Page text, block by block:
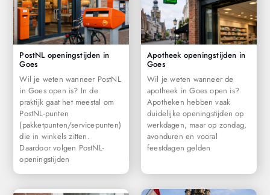
PostNL openingstijden in
Goes
Wil je weten wanneer PostNL
in Goes open is? In de
praktijk gaat het meestal om
PostNL-punten
(pakketpunten/servicepunten)
die in winkels zitten.
Daardoor volgen PostNL-
openingstijden
Apotheek openingstijden in
Goes
Wil je weten wanneer de
apotheek in Goes open is?
Apotheken hebben vaak
duidelijke openingstijden op
werkdagen, maar op zondag,
avonduren en vooral
feestdagen gelden